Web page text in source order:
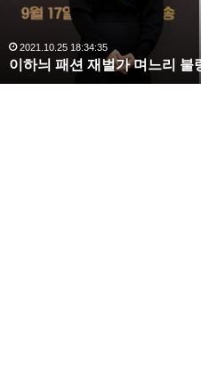
며
느
리
2021.10.25 18:34:35
이하늬 패션 재벌가 며느리 불